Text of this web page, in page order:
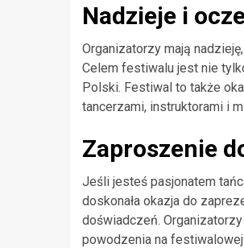
Nadzieje i
Organizatorzy mają
Celem festiwalu jest nie
Polski. Festiwal to także
tancerzami, instruktorami i
Zaproszenie
Jeśli jesteś pasjonatem
doskonała okazja do
doświadczeń.
powodzenia na